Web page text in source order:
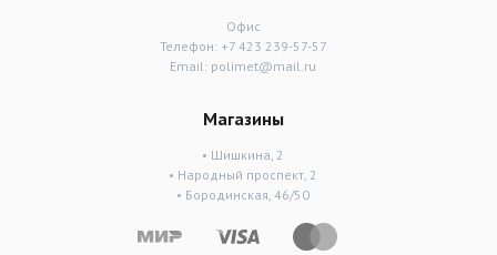
Офис
Телефон: +7 423 239-57-57
Email: polimet@mail.ru
Магазины
• Шишкина, 2
• Народный проспект, 2
• Бородинская, 46/50